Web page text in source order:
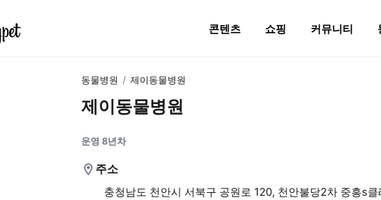
콘텐츠 쇼핑 커뮤니티
동물병원 / 제이동물병원
제이동물병원
운영 8년차
주소
충청남도 천안시 서북구 공원로 120, 천안불당2차 중흥s